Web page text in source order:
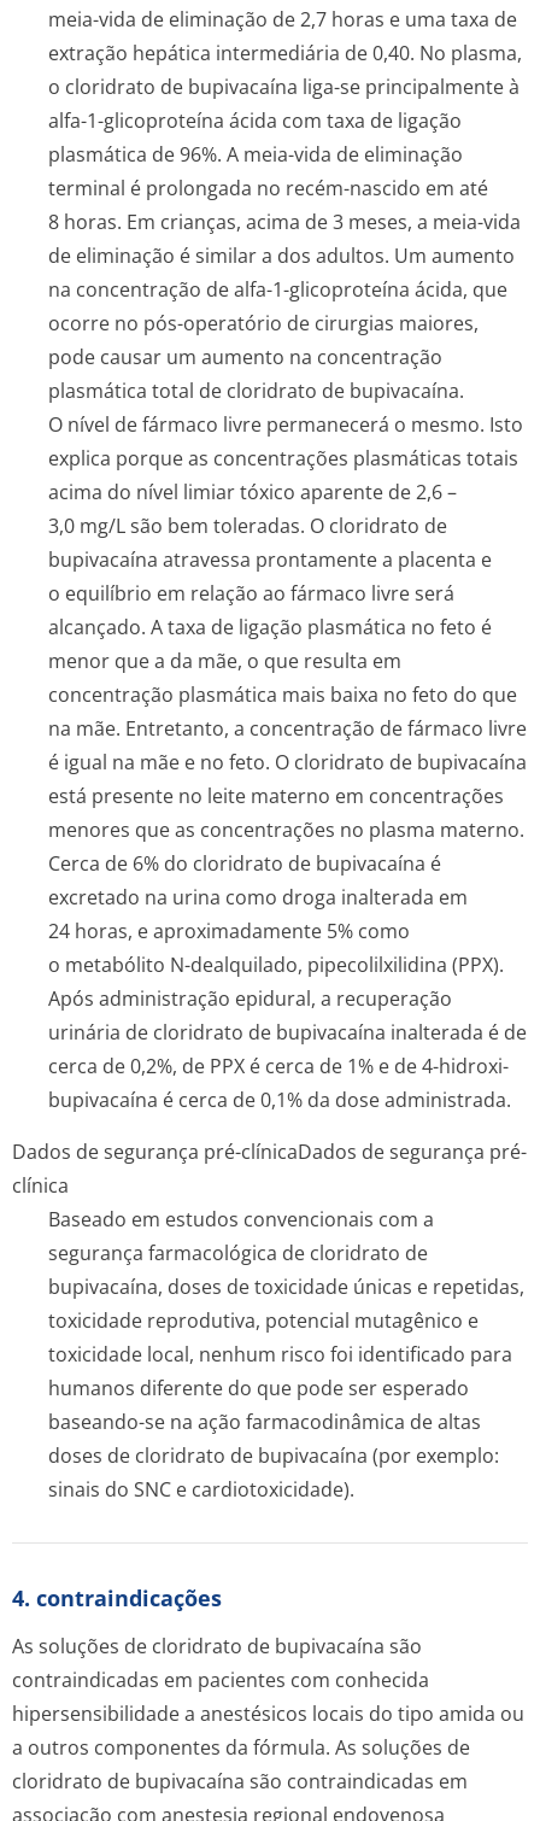
meia-vida de eliminação de 2,7 horas e uma taxa de
extração hepática intermediária de 0,40. No plasma,
o cloridrato de bupivacaína liga-se principalmente à
alfa-1-glicoproteína ácida com taxa de ligação
plasmática de 96%. A meia-vida de eliminação
terminal é prolongada no recém-nascido em até
8 horas. Em crianças, acima de 3 meses, a meia-vida
de eliminação é similar a dos adultos. Um aumento
na concentração de alfa-1-glicoproteína ácida, que
ocorre no pós-operatório de cirurgias maiores,
pode causar um aumento na concentração
plasmática total de cloridrato de bupivacaína.
O nível de fármaco livre permanecerá o mesmo. Isto
explica porque as concentrações plasmáticas totais
acima do nível limiar tóxico aparente de 2,6 –
3,0 mg/L são bem toleradas. O cloridrato de
bupivacaína atravessa prontamente a placenta e
o equilíbrio em relação ao fármaco livre será
alcançado. A taxa de ligação plasmática no feto é
menor que a da mãe, o que resulta em
concentração plasmática mais baixa no feto do que
na mãe. Entretanto, a concentração de fármaco livre
é igual na mãe e no feto. O cloridrato de bupivacaína
está presente no leite materno em concentrações
menores que as concentrações no plasma materno.
Cerca de 6% do cloridrato de bupivacaína é
excretado na urina como droga inalterada em
24 horas, e aproximadamente 5% como
o metabólito N-dealquilado, pipecolilxilidina (PPX).
Após administração epidural, a recuperação
urinária de cloridrato de bupivacaína inalterada é de
cerca de 0,2%, de PPX é cerca de 1% e de 4-hidroxi-
bupivacaína é cerca de 0,1% da dose administrada.
Dados de segurança pré-clínicaDados de segurança pré-
clínica
Baseado em estudos convencionais com a
segurança farmacológica de cloridrato de
bupivacaína, doses de toxicidade únicas e repetidas,
toxicidade reprodutiva, potencial mutagênico e
toxicidade local, nenhum risco foi identificado para
humanos diferente do que pode ser esperado
baseando-se na ação farmacodinâmica de altas
doses de cloridrato de bupivacaína (por exemplo:
sinais do SNC e cardiotoxicidade).
4. contraindicações
As soluções de cloridrato de bupivacaína são
contraindicadas em pacientes com conhecida
hipersensibilidade a anestésicos locais do tipo amida ou
a outros componentes da fórmula. As soluções de
cloridrato de bupivacaína são contraindicadas em
associação com anestesia regional endovenosa